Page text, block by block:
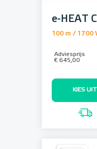
e-HEAT
100 m / 1700
Adviesprijs
€ 645,00
KIES